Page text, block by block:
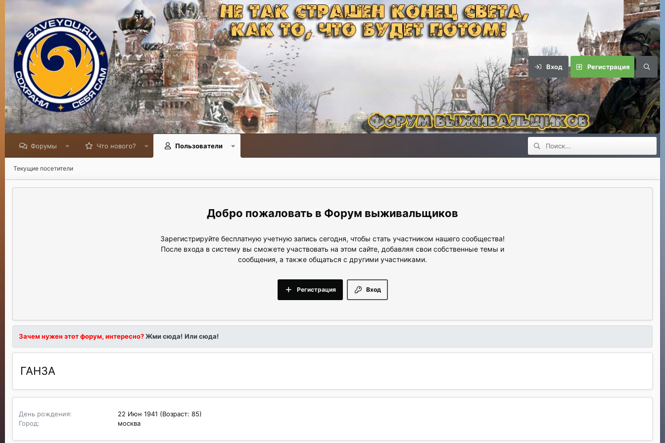
Вход Регистрация
Форумы Что нового? Пользователи
Текущие посетители
Форум выживальщиков
Зарегистрируйте бесплатную учетную запись сегодня, чтобы стать участником нашего сообщества!
После входа в систему вы сможете участвовать на этом сайте, добавляя свои собственные темы и
сообщения, а также общаться с другими участниками.
Вход
Регистрация
Зачем нужен этот форум, интересно?Жми сюда! Или сюда!
ГАНЗА
День рождения
22 Июн 1941 (Возраст: 85)
Город
москва